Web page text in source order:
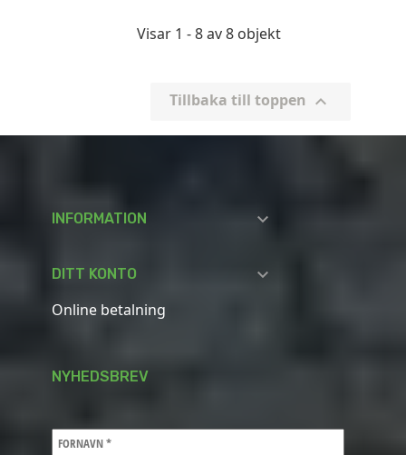
Visar 1 - 8 av 8 objekt
Tillbaka till toppen 
INFORMATION 
DITT KONTO 
Online betalning
NYHEDSBREV